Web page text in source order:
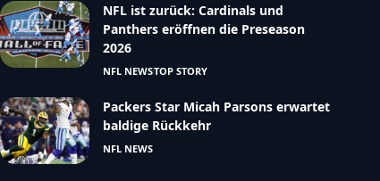
NFL ist zurück: Cardinals und
Panthers eröffnen die Preseason
2026
NFL NEWSTOP STORY
Packers Star Micah Parsons erwartet
baldige Rückkehr
NFL NEWS